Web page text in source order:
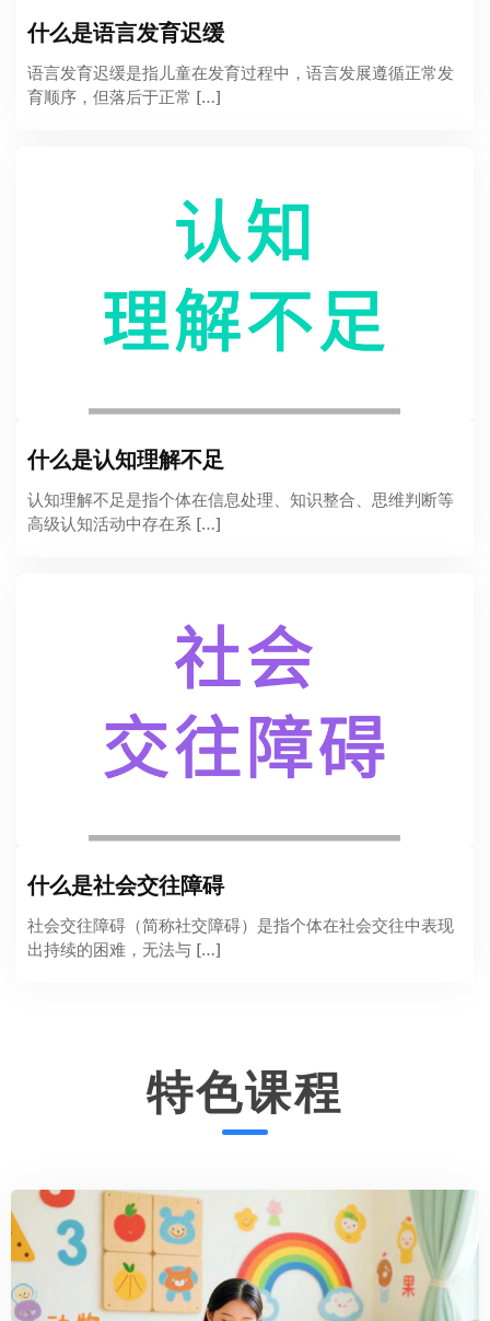
什么是语言发育迟缓
语言发育迟缓是指儿童在发育过程中，语言发展遵循正常发
育顺序，但落后于正常 […]
什么是认知理解不足
认知理解不足是指个体在信息处理、知识整合、思维判断等
高级认知活动中存在系 […]
什么是社会交往障碍
社会交往障碍（简称社交障碍）是指个体在社会交往中表现
出持续的困难，无法与 […]
特色课程